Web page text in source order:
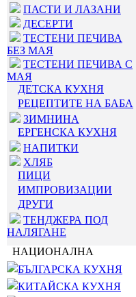
ПАСТИ И ЛАЗАНИ
ДЕСЕРТИ
ТЕСТЕНИ ПЕЧИВА
БЕЗ МАЯ
ТЕСТЕНИ ПЕЧИВА С
МАЯ
ДЕТСКА КУХНЯ
РЕЦЕПТИТЕ НА БАБА
ЗИМНИНА
ЕРГЕНСКА КУХНЯ
НАПИТКИ
ХЛЯБ
ПИЦИ
ИМПРОВИЗАЦИИ
ДРУГИ
ТЕНДЖЕРА ПОД
НАЛЯГАНЕ
НАЦИОНАЛНА
БЪЛГАРСКА КУХНЯ
КИТАЙСКА КУХНЯ